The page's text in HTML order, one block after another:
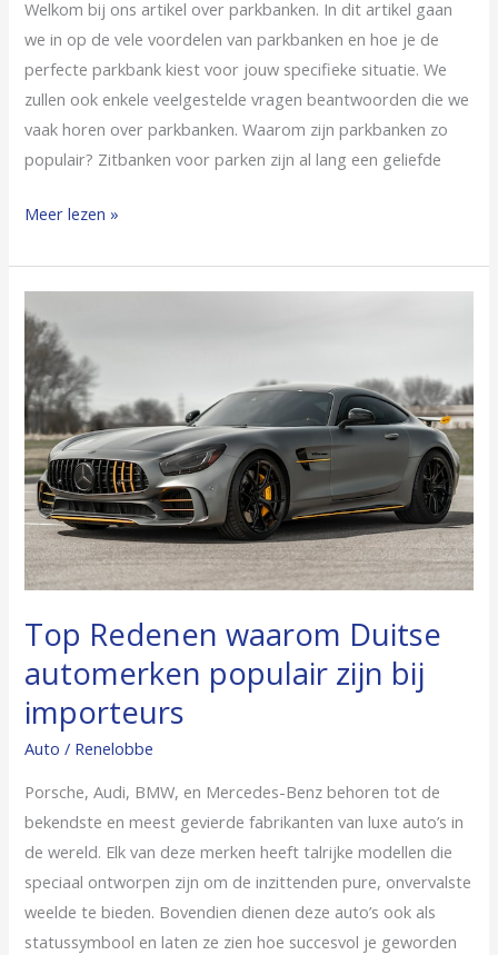
Welkom bij ons artikel over parkbanken. In dit artikel gaan
we in op de vele voordelen van parkbanken en hoe je de
perfecte parkbank kiest voor jouw specifieke situatie. We
zullen ook enkele veelgestelde vragen beantwoorden die we
vaak horen over parkbanken. Waarom zijn parkbanken zo
populair? Zitbanken voor parken zijn al lang een geliefde
Meer lezen »
Top Redenen waarom Duitse
automerken populair zijn bij
importeurs
Auto / Renelobbe
Porsche, Audi, BMW, en Mercedes-Benz behoren tot de
bekendste en meest gevierde fabrikanten van luxe auto’s in
de wereld. Elk van deze merken heeft talrijke modellen die
speciaal ontworpen zijn om de inzittenden pure, onvervalste
weelde te bieden. Bovendien dienen deze auto’s ook als
statussymbool en laten ze zien hoe succesvol je geworden
Top
Redenen
waarom
Duitse
automerken
populair
zijn
bij
importeurs